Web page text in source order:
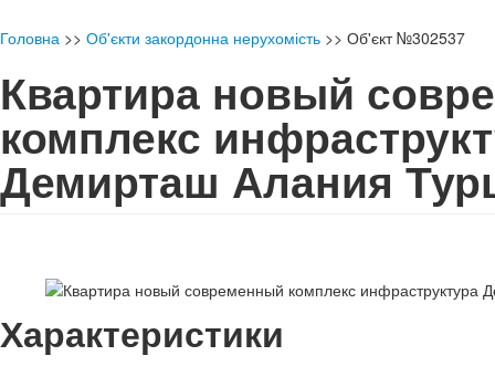
Головна >> Об'єкти закордонна нерухомість >> Об'єкт №302537
Квартира новый
комплекс
Демирташ Алания
Характеристики